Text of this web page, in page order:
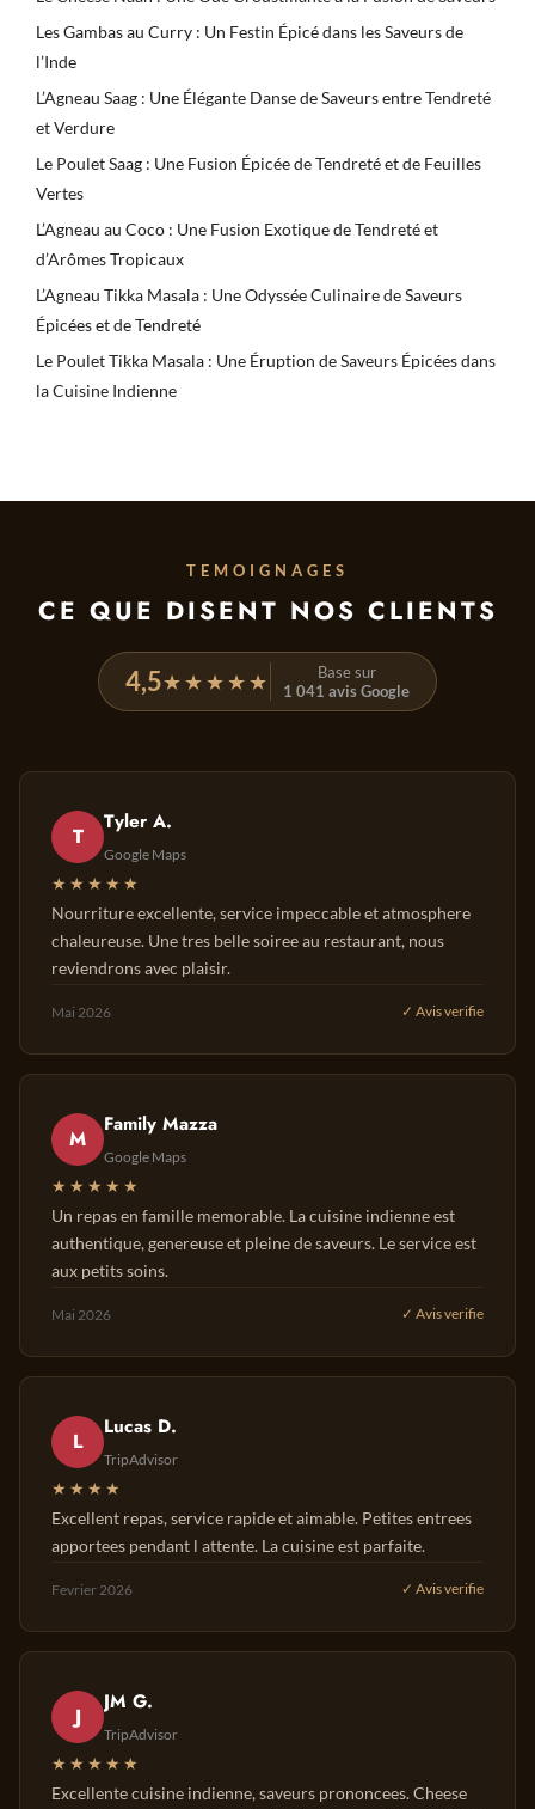
Les Gambas au Curry : Un Festin Épicé dans les Saveurs de
l’Inde
L’Agneau Saag : Une Élégante Danse de Saveurs entre Tendreté
et Verdure
Le Poulet Saag : Une Fusion Épicée de Tendreté et de Feuilles
Vertes
L’Agneau au Coco : Une Fusion Exotique de Tendreté et
d’Arômes Tropicaux
L’Agneau Tikka Masala : Une Odyssée Culinaire de Saveurs
Épicées et de Tendreté
Le Poulet Tikka Masala : Une Éruption de Saveurs Épicées dans
la Cuisine Indienne
TEMOIGNAGES
CE QUE DISENT NOS CLIENTS
4,5★★★★★
Base sur
1 041 avis Google
T
Tyler A.
Google Maps
★★★★★
Nourriture excellente, service impeccable et atmosphere
chaleureuse. Une tres belle soiree au restaurant, nous
reviendrons avec plaisir.
Mai 2026 ✓ Avis verifie
M
Family Mazza
Google Maps
★★★★★
Un repas en famille memorable. La cuisine indienne est
authentique, genereuse et pleine de saveurs. Le service est
aux petits soins.
Mai 2026 ✓ Avis verifie
L
Lucas D.
TripAdvisor
★★★★
Excellent repas, service rapide et aimable. Petites entrees
apportees pendant l attente. La cuisine est parfaite.
Fevrier 2026 ✓ Avis verifie
J
JM G.
TripAdvisor
★★★★★
Excellente cuisine indienne, saveurs prononcees. Cheese